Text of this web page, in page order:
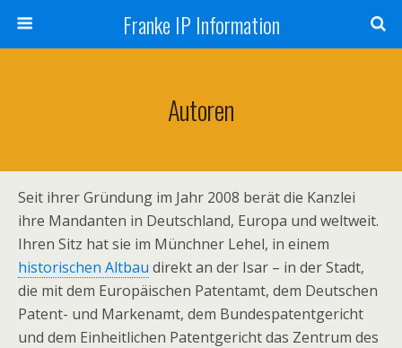
Franke IP Information
Autoren
Seit ihrer Gründung im Jahr 2008 berät die Kanzlei
ihre Mandanten in Deutschland, Europa und weltweit.
Ihren Sitz hat sie im Münchner Lehel, in einem
historischen Altbau direkt an der Isar – in der Stadt,
die mit dem Europäischen Patentamt, dem Deutschen
Patent- und Markenamt, dem Bundespatentgericht
und dem Einheitlichen Patentgericht das Zentrum des